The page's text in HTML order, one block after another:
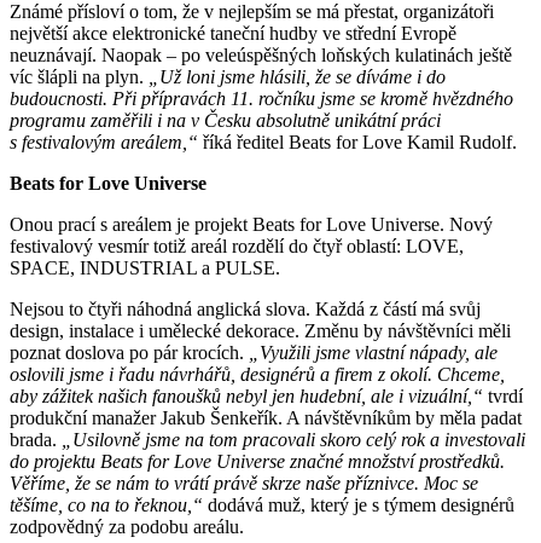
Známé přísloví o tom, že v nejlepším se má přestat, organizátoři
největší akce elektronické taneční hudby ve střední Evropě
neuznávají. Naopak – po veleúspěšných loňských kulatinách ještě
víc šlápli na plyn.
„Už loni jsme hlásili, že se díváme i do
budoucnosti. Při přípravách 11. ročníku jsme se kromě hvězdného
programu zaměřili i na v Česku absolutně unikátní práci
s festivalovým areálem,“ říká ředitel Beats for Love Kamil Rudolf.
Beats for Love Universe
Onou prací s areálem je projekt Beats for Love Universe. Nový
festivalový vesmír totiž areál rozdělí do čtyř oblastí: LOVE,
SPACE, INDUSTRIAL a PULSE.
Nejsou to čtyři náhodná anglická slova. Každá z částí má svůj
design, instalace i umělecké dekorace. Změnu by návštěvníci měli
poznat doslova po pár krocích.
„Využili jsme vlastní nápady, ale
oslovili jsme i řadu návrhářů, designérů a firem z okolí. Chceme,
aby zážitek našich fanoušků nebyl jen hudební, ale i vizuální,“ tvrdí
produkční manažer Jakub Šenkeřík. A návštěvníkům by měla padat
brada.
„Usilovně jsme na tom pracovali skoro celý rok a investovali
do projektu Beats for Love Universe značné množství prostředků.
Věříme, že se nám to vrátí právě skrze naše příznivce. Moc se
těšíme, co na to řeknou,“ dodává muž, který je s týmem designérů
zodpovědný za podobu areálu.